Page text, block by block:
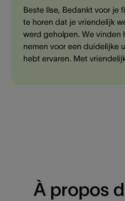
Beste Ilse, Bedankt voor je
te horen dat je vriendelijk
werd geholpen. We
nemen voor een duidelijke
hebt ervaren. Met
À propos